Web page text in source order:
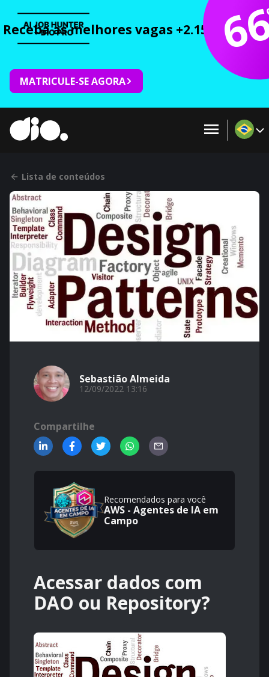
Receba as melhores vagas +2.150 cursos
MATRICULE-SE AGORA
Lista de conteúdos
Sebastião Almeida
12/09/2022 13:16
Compartilhe
Recomendados para você
AWS - Agentes de IA em
Campo
Acessar dados com
DAO ou Repository?